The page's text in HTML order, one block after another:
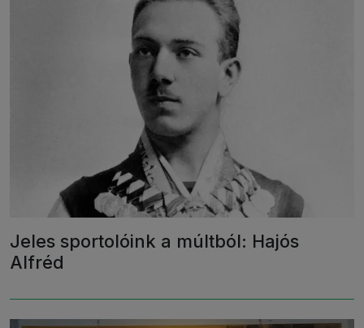
Jeles sportolóink a múltból: Hajós
Alfréd